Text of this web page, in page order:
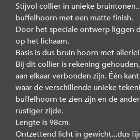
Stijvol collier in unieke
buffelhoorn met een matte finish.
Door het speciale ontwerp liggen
op het lichaam.
Basis is dus bruin hoorn met
Bij dit collier is rekening
aan elkaar verbonden zijn. Één
waar de verschillende unieke
buffelhoorn te zien zijn en de
rustiger zijde.
Lengte is 98cm.
Ontzettend licht in gewicht...dus